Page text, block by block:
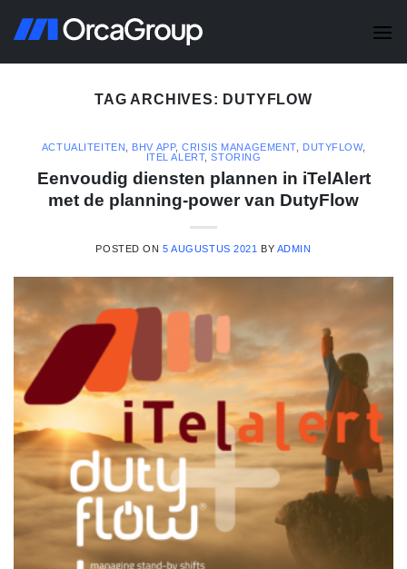
TAG ARCHIVES: DUTYFLOW
ACTUALITEITEN BHV APP,CRISIS MANAGEMENT, DUTYFLOW,
ITEL ALERT,STORING
Eenvoudig diensten plannen in iTelAlert
met de planning-power van DutyFlow
POSTED ON5 AUGUSTUS 2021 BY ADMIN